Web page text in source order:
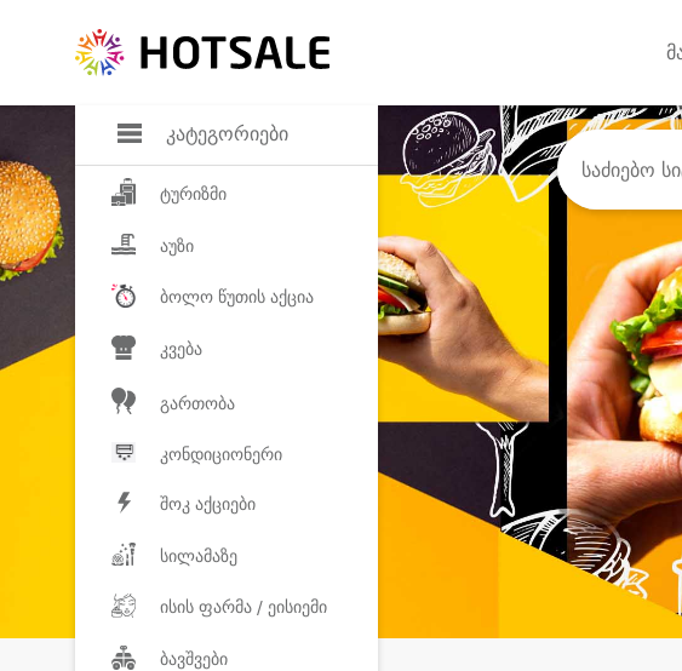
კატეგორიები
ტურიზმი
აუზი
ბოლო წუთის აქცია
კვება
გართობა
კონდიციონერი
შოკ აქციები
სილამაზე
ისის ფარმა / ეისიემი
ბავშვები
შეიძინე